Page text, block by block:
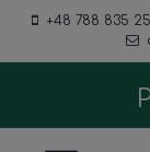
+48 788 835